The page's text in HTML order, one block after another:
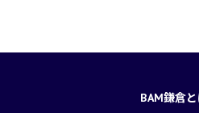
BAM鎌倉と